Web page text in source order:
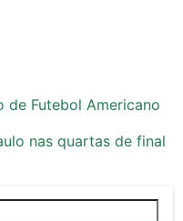
de Futebol Americano
nas quartas de final